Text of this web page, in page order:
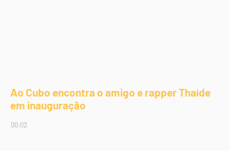
Ao Cubo encontra o amigo e rapper Thaíde
em inauguração
00:02